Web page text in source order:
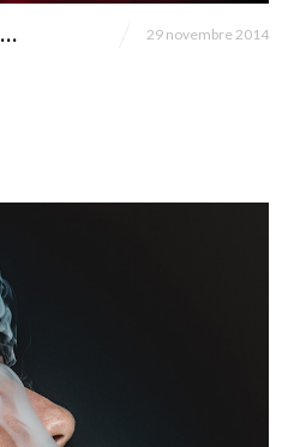
29 novembre 2014